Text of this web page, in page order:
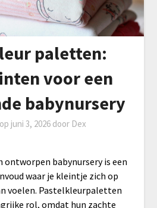
paletten:
voor een
babynursery
juni 3, 2026 door Dex
babynursery is een
waar je kleintje zich op
voelen. Pastelkleurpaletten
rol, omdat hun zachte